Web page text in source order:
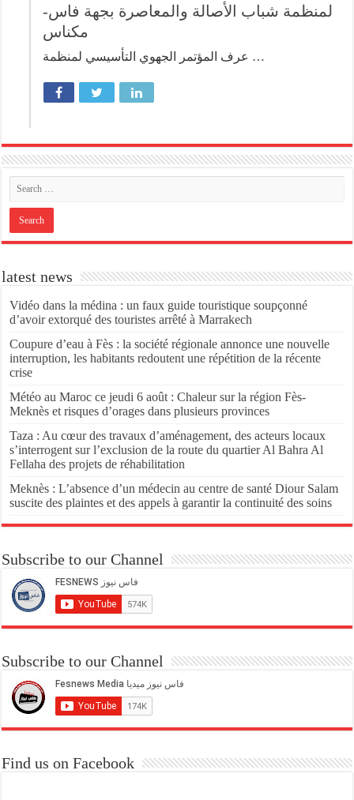
لمنظمة شباب الأصالة والمعاصرة بجهة فاس-
مكناس
عرف المؤتمر الجهوي التأسيسي لمنظمة …
latest news
Vidéo dans la médina : un faux guide touristique soupçonné
d’avoir extorqué des touristes arrêté à Marrakech
Coupure d’eau à Fès : la société régionale annonce une nouvelle
interruption, les habitants redoutent une répétition de la récente
crise
Météo au Maroc ce jeudi 6 août : Chaleur sur la région Fès-
Meknès et risques d’orages dans plusieurs provinces
Taza : Au cœur des travaux d’aménagement, des acteurs locaux
s’interrogent sur l’exclusion de la route du quartier Al Bahra Al
Fellaha des projets de réhabilitation
Meknès : L’absence d’un médecin au centre de santé Diour Salam
suscite des plaintes et des appels à garantir la continuité des soins
Subscribe to our Channel
Subscribe to our Channel
Find us on Facebook